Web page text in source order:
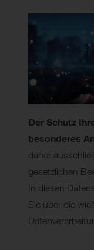
Der Schutz
besonderes
daher
gesetzlichen
In diesen
Sie über die